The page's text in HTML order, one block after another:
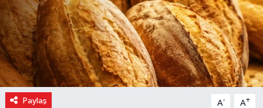
Paylaş A- A+